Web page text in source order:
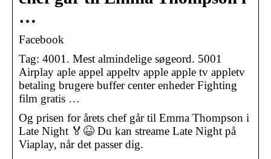
…
Facebook
Tag: 4001. Mest almindelige søgeord. 5001
Airplay aple appel appeltv apple apple tv appletv
betaling brugere buffer center enheder Fighting
film gratis …
Og prisen for årets chef går til Emma Thompson i
Late Night 🏅😆 Du kan streame Late Night på
Viaplay, når det passer dig.